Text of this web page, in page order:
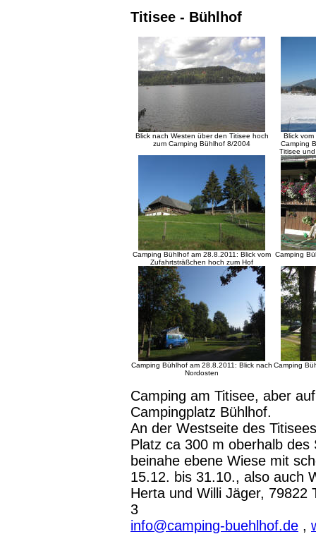
Titisee - Bühlhof
Blick nach Westen über den Titisee hoch
zum Camping Bühlhof 8/2004
Blick
Camping
Titisee
Camping Bühlhof am 28.8.2011: Blick vom
Zufahrtsträßchen hoch zum Hof
Camping
Camping Bühlhof am 28.8.2011: Blick nach
Nordosten
Camping
Camping am Titisee, aber
Campingplatz Bühlhof.
An der Westseite des
Platz ca 300 m oberhalb
beinahe ebene Wiese mit
15.12. bis 31.10., also auch
Herta und Willi Jäger,
3
info@camping-buehlhof.de ,